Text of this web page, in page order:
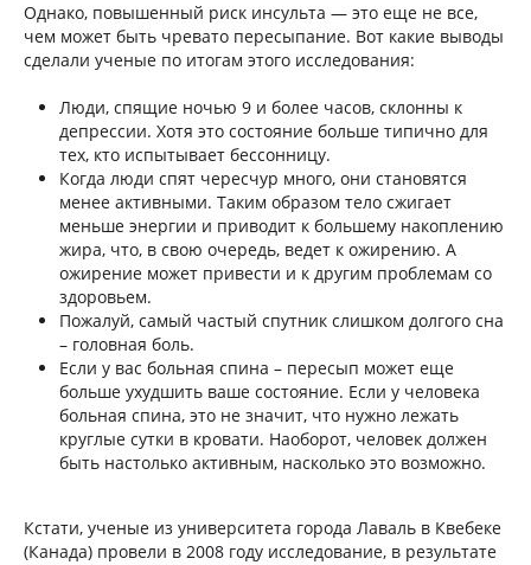
Однако, повышенный риск инсульта — это еще не все,
чем может быть чревато пересыпание. Вот какие выводы
сделали ученые по итогам этого исследования:
Люди, спящие ночью 9 и более часов, склонны к
депрессии. Хотя это состояние больше типично для
тех, кто испытывает бессонницу.
Когда люди спят чересчур много, они становятся
менее активными. Таким образом тело сжигает
меньше энергии и приводит к большему накоплению
жира, что, в свою очередь, ведет к ожирению. А
ожирение может привести и к другим проблемам со
здоровьем.
Пожалуй, самый частый спутник слишком долгого сна
– головная боль.
Если у вас больная спина – пересып может еще
больше ухудшить ваше состояние. Если у человека
больная спина, это не значит, что нужно лежать
круглые сутки в кровати. Наоборот, человек должен
быть настолько активным, насколько это возможно.
Кстати, ученые из университета города Лаваль в Квебеке
(Канада) провели в 2008 году исследование, в результате